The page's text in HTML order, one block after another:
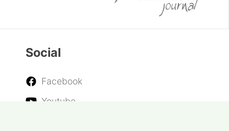
Social
Facebook
Youtube